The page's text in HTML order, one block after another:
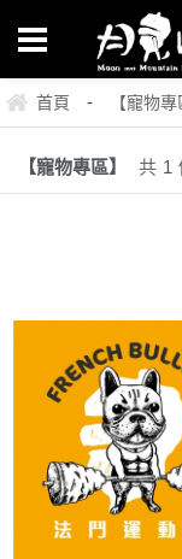
首頁 - 【寵物專
【寵物專區】 共 1